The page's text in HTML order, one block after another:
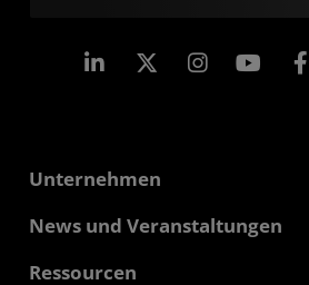
LinkedIn Instagram
Unternehmen
Über AMD
Verantwortung
News und Veranstaltungen
Pressebereich
Ressourcen